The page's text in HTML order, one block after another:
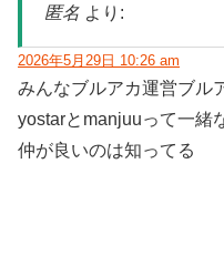
匿名 より:
2026年5月29日 10:26 am
みんなブルアカ運営ブル
yostarとmanjuuって一緒
仲が良いのは知ってる